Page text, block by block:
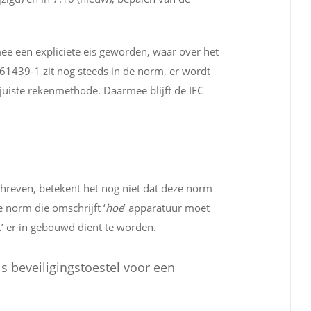
een expliciete eis geworden, waar over het
1 zit nog steeds in de norm, er wordt
rekenmethode. Daarmee blijft de IEC
betekent het nog niet dat deze norm
norm die omschrijft ‘hoe’ apparatuur moet
er in gebouwd dient te worden.
beveiligingstoestel voor een